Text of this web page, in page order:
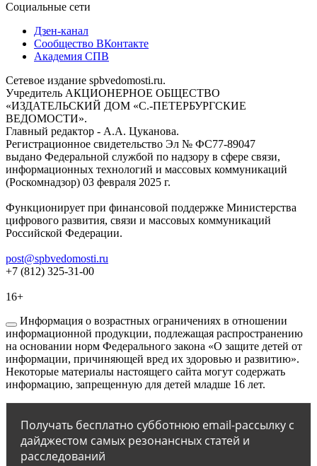
Социальные сети
Дзен-канал
Сообщество ВКонтакте
Академия СПВ
Сетевое издание spbvedomosti.ru.
Учредитель АКЦИОНЕРНОЕ ОБЩЕСТВО
«ИЗДАТЕЛЬСКИЙ ДОМ «С.-ПЕТЕРБУРГСКИЕ
ВЕДОМОСТИ».
Главный редактор - А.А. Цуканова.
Регистрационное свидетельство Эл № ФС77-89047
выдано Федеральной службой по надзору в сфере связи,
информационных технологий и массовых коммуникаций
(Роскомнадзор) 03 февраля 2025 г.
Функционирует при финансовой поддержке Министерства
цифрового развития, связи и массовых коммуникаций
Российской Федерации.
post@spbvedomosti.ru
+7 (812) 325-31-00
16+
Информация о возрастных ограничениях в отношении
информационной продукции, подлежащая распространению
на основании норм Федерального закона «О защите детей от
информации, причиняющей вред их здоровью и развитию».
Некоторые материалы настоящего сайта могут содержать
информацию, запрещенную для детей младше 16 лет.
Получать бесплатно субботнюю email-рассылку с
дайджестом самых резонансных статей и
расследований